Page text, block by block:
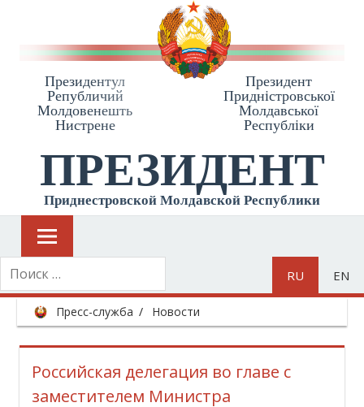
Президентул
Републичий
Молдовенешть
Нистрене
Президент
Приднiстровської
Молдавської
Республiки
ПРЕЗИДЕНТ
Приднестровской Молдавской Республики
RU EN
Пресс-служба Новости
Российская делегация во главе с
заместителем Министра